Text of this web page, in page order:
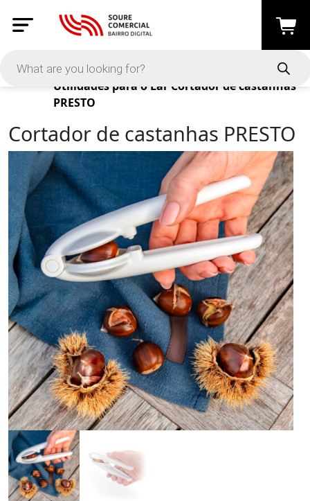
Products
Utilidades para o Lar Cortador de castanhas
PRESTO
Cortador de castanhas PRESTO